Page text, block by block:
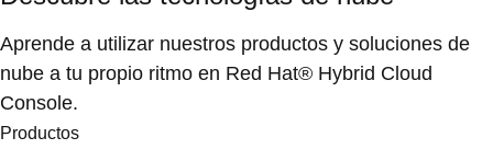
Aprende a utilizar nuestros productos y soluciones de
nube a tu propio ritmo en Red Hat® Hybrid Cloud
Console.
Productos